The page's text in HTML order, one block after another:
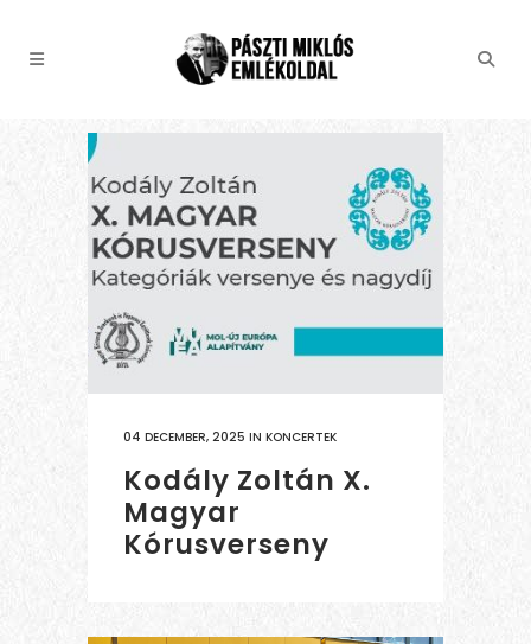
04 DECEMBER, 2025 IN KONCERTEK
Kodály Zoltán X.
Magyar
Kórusverseny